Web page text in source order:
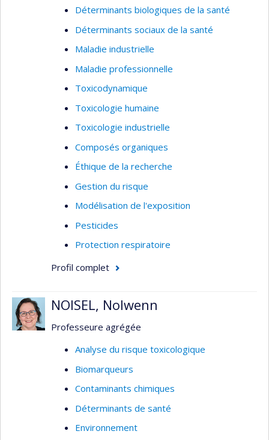
mercure, l’arsenic, incluant les métaux rares.
Déterminants biologiques de la santé
Déterminants sociaux de la santé
Maladie industrielle
Maladie professionnelle
Toxicodynamique
Toxicologie humaine
Toxicologie industrielle
Composés organiques
Éthique de la recherche
Gestion du risque
Modélisation de l'exposition
Pesticides
Protection respiratoire
Profil complet
NOISEL, Nolwenn
Professeure agrégée
Analyse du risque toxicologique
Biomarqueurs
Contaminants chimiques
Déterminants de santé
Environnement